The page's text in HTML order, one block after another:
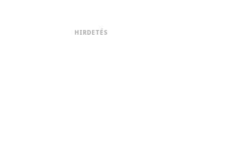
nyomáskülönbség kiegyenlítődik,
HIRDETÉS